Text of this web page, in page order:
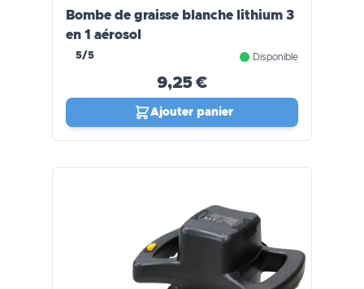
Bombe de graisse blanche lithium 3
en 1 aérosol
5/5 Disponible
9,25 €
Ajouter panier